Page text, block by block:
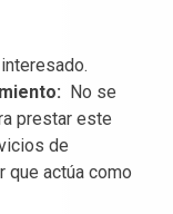
No se
prestar este
de
que actúa como